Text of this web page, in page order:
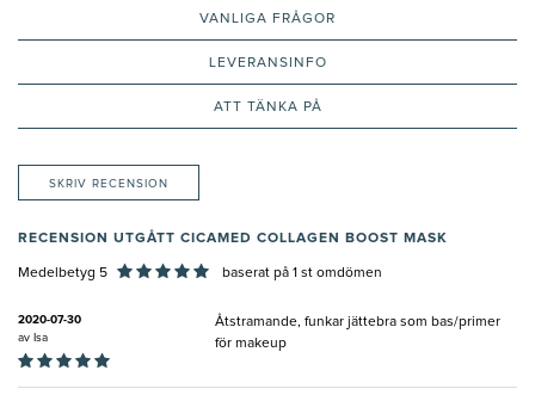
VANLIGA FRÅGOR
LEVERANSINFO
ATT TÄNKA PÅ
SKRIV RECENSION
RECENSION UTGÅTT CICAMED COLLAGEN BOOST MASK
Medelbetyg 5 baserat på 1 st omdömen
2020-07-30
av Isa
Åtstramande, funkar jättebra som bas/primer
för makeup